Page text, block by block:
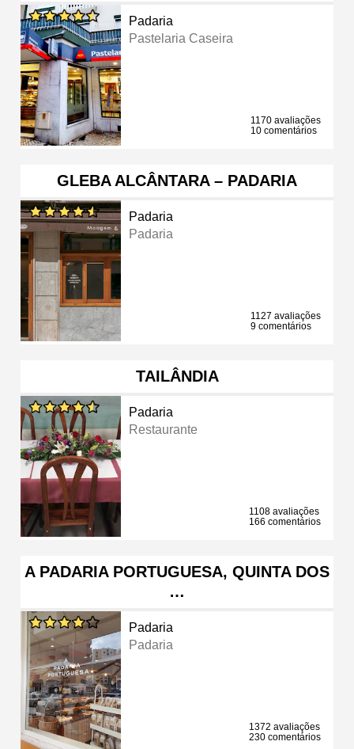
Padaria
Pastelaria Caseira
1170 avaliações
10 comentários
GLEBA ALCÂNTARA – PADARIA
Padaria
Padaria
1127 avaliações
9 comentários
TAILÂNDIA
Padaria
Restaurante
1108 avaliações
166 comentários
A PADARIA PORTUGUESA, QUINTA DOS
…
Padaria
Padaria
1372 avaliações
230 comentários